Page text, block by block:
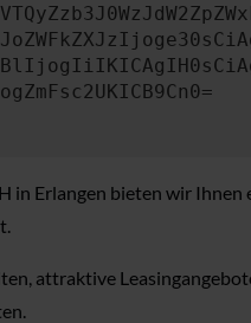
in Erlangen bieten wir
attraktive